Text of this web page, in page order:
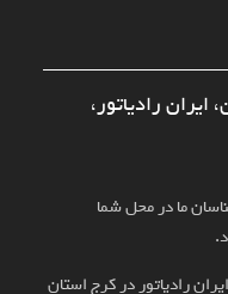
ایران رادیاتور،
ما در محل شما
رادیاتور در کرج استان